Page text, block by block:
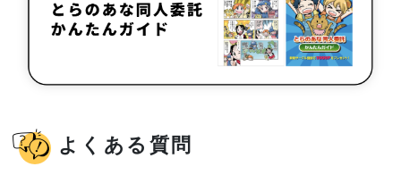
よくある質問